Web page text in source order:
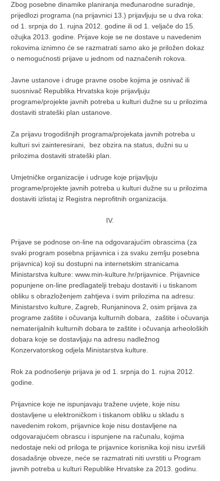
Zbog posebne dinamike planiranja međunarodne suradnje,
prijedlozi programa (na prijavnici 13.) prijavljuju se u dva roka:
od 1. srpnja do 1. rujna 2012. godine ili od 1. veljače do 15.
ožujka 2013. godine. Prijave koje se ne dostave u navedenim
rokovima iznimno će se razmatrati samo ako je priložen dokaz
o nemogućnosti prijave u jednom od naznačenih rokova.
Javne ustanove i druge pravne osobe kojima je osnivač ili
suosnivač Republika Hrvatska koje prijavljuju
programe/projekte javnih potreba u kulturi dužne su u prilozima
dostaviti strateški plan ustanove.
Za prijavu trogodišnjih programa/projekata javnih potreba u
kulturi svi zainteresirani, bez obzira na status, dužni su u
prilozima dostaviti strateški plan.
Umjetničke organizacije i udruge koje prijavljuju
programe/projekte javnih potreba u kulturi dužne su u prilozima
dostaviti izlistaj iz Registra neprofitnih organizacija.
IV.
Prijave se podnose on-line na odgovarajućim obrascima (za
svaki program posebna prijavnica i za svaku zemlju posebna
prijavnica) koji su dostupni na internetskim stranicama
Ministarstva kulture: www.min-kulture.hr/prijavnice. Prijavnice
popunjene on-line predlagatelji trebaju dostaviti i u tiskanom
obliku s obrazloženjem zahtjeva i svim prilozima na adresu:
Ministarstvo kulture, Zagreb, Runjaninova 2, osim prijava za
programe zaštite i očuvanja kulturnih dobara, zaštite i očuvanja
nematerijalnih kulturnih dobara te zaštite i očuvanja arheoloških
dobara koje se dostavljaju na adresu nadležnog
Konzervatorskog odjela Ministarstva kulture.
Rok za podnošenje prijava je od 1. srpnja do 1. rujna 2012.
godine.
Prijavnice koje ne ispunjavaju tražene uvjete, koje nisu
dostavljene u elektroničkom i tiskanom obliku u skladu s
navedenim rokom, prijavnice koje nisu dostavljene na
odgovarajućem obrascu i ispunjene na računalu, kojima
nedostaje neki od priloga te prijavnice korisnika koji nisu izvršili
dosadašnje obveze, neće se razmatrati niti uvrstiti u Program
javnih potreba u kulturi Republike Hrvatske za 2013. godinu.